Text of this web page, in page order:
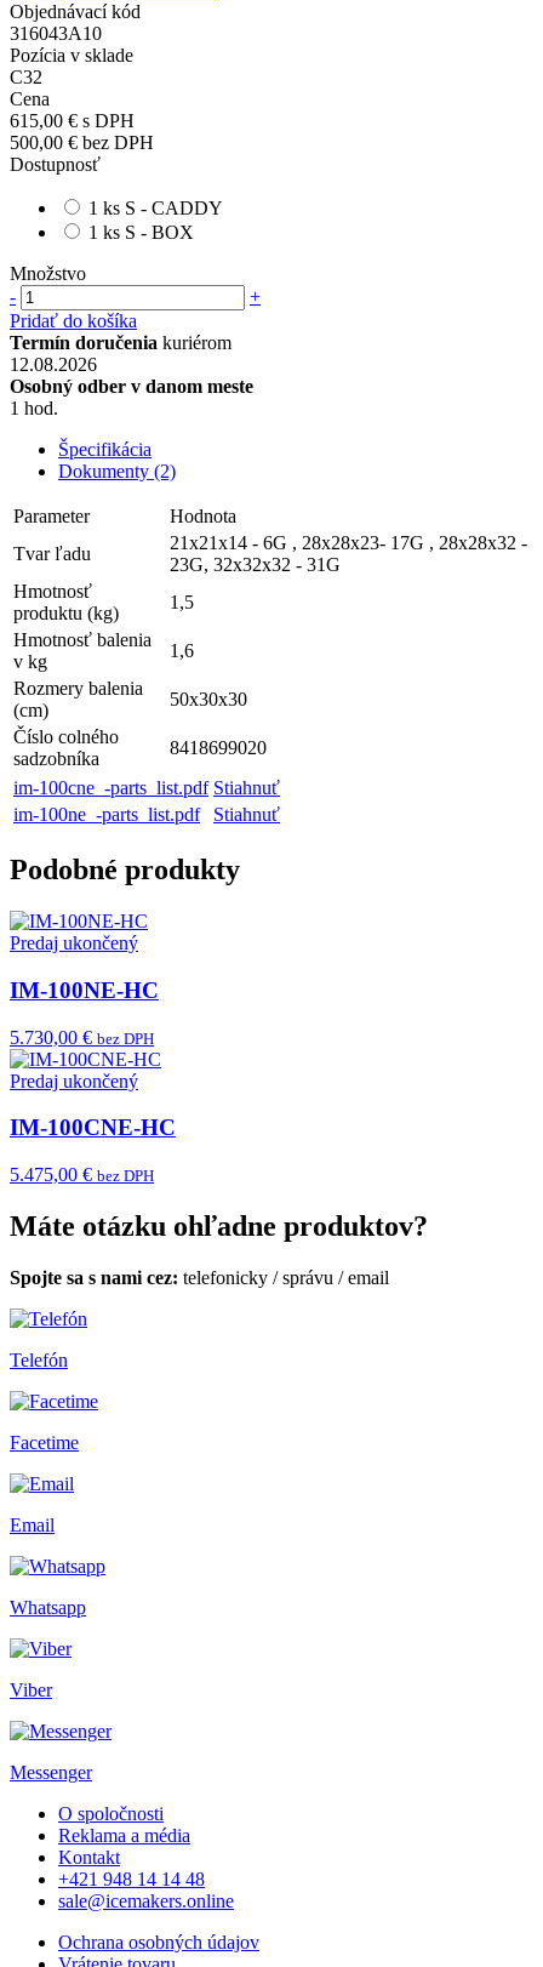
Objednávací kód
316043A10
Pozícia v sklade
C32
Cena
615,00 € s DPH
500,00 € bez DPH
Dostupnosť
1 ks S - CADDY
1 ks S - BOX
Množstvo
-
+
Pridať do košíka
Termín doručenia kuriérom
12.08.2026
Osobný odber v danom meste
1 hod.
Špecifikácia
Dokumenty (2)
Parameter
Hodnota
Tvar ľadu
21x21x14 - 6G , 28x28x23- 17G , 28x28x32 -
23G, 32x32x32 - 31G
Hmotnosť
produktu (kg)
1,5
Hmotnosť balenia
v kg
1,6
Rozmery balenia
(cm)
50x30x30
Číslo colného
sadzobníka
8418699020
im-100cne_-parts_list.pdf Stiahnuť
im-100ne_-parts_list.pdf
Stiahnuť
Podobné produkty
Predaj ukončený
IM-100NE-HC
5.730,00 € bez DPH
Predaj ukončený
IM-100CNE-HC
5.475,00 € bez DPH
Máte otázku ohľadne produktov?
Spojte sa s nami cez: telefonicky /správu /email
Telefón
Facetime
Email
Whatsapp
Viber
Messenger
O spoločnosti
Reklama a média
Kontakt
+421 948 14 14 48
sale@icemakers.online
Ochrana osobných údajov